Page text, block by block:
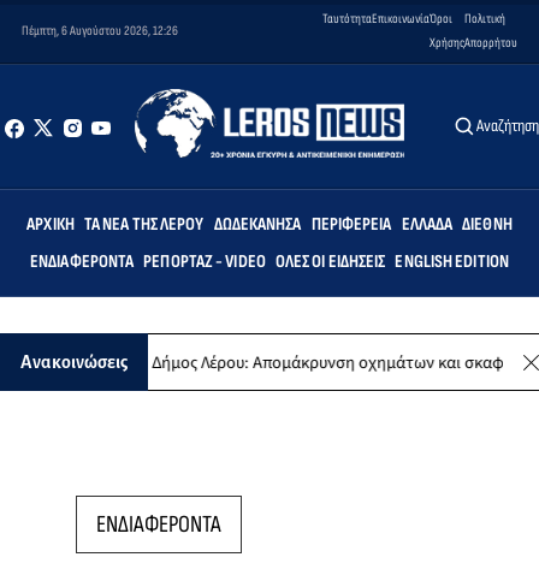
Πέμπτη, 6 Αυγούστου 2026, 12:26
ΤαυτότηταΕπικοινωνίαΌροι
Χρήσης
Πολιτική
Απορρήτου
Αναζήτηση
ΑΡΧΙΚΉ ΤΑ ΝΈΑ ΤΗΣ ΛΈΡΟΥ ΔΩΔΕΚΆΝΗΣΑ ΠΕΡΙΦΈΡΕΙΑ ΕΛΛΆΔΑ ΔΙΕΘΝΉ
ΕΝΔΙΑΦΈΡΟΝΤΑ ΡΕΠΟΡΤΆΖ - VIDEO ΌΛΕΣ ΟΙ ΕΙΔΉΣΕΙΣ ENGLISH EDITION
ΑνακοινώσειςΔήμος Λέρου: Απομάκρυνση οχημάτων και σκαφών από το
ΕΝΔΙΑΦΕΡΟΝΤΑ